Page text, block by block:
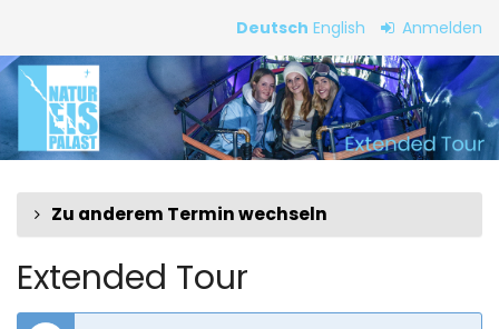
Inhalt
springen
Deutsch English Anmelden
Extended
Tour
Zu anderem Termin wechseln
Extended Tour